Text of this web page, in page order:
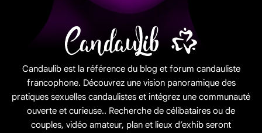
Candaulib est la référence du blog et forum candauliste
francophone. Découvrez une vision panoramique des
pratiques sexuelles candaulistes et intégrez une communauté
ouverte et curieuse.. Recherche de célibataires ou de
couples, vidéo amateur, plan et lieux d’exhib seront